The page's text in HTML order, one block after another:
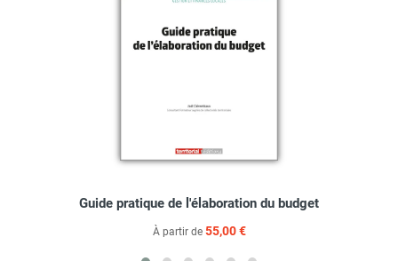
Guide pratique de l'élaboration du budget
À partir de 55,00 €